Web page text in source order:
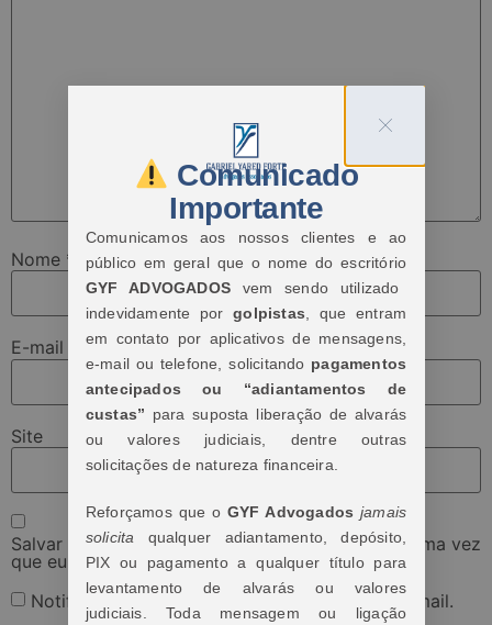
Nome *
E-mail
Site
Salvar meus dados neste navegador para a próxima vez
que eu comentar.
Notifique-me sobre novos comentários por e-mail.
Comunicado
Importante
Comunicamos aos nossos clientes e ao
público em geral que o nome do escritório
GYF ADVOGADOS vem sendo utilizado
indevidamente por golpistas, que entram
em contato por aplicativos de mensagens,
e-mail ou telefone, solicitando pagamentos
antecipados ou “adiantamentos de
custas” para suposta liberação de alvarás
ou valores judiciais, dentre outras
solicitações de natureza financeira.
Reforçamos que o GYF Advogadosjamais
solicita qualquer adiantamento, depósito,
PIX ou pagamento a qualquer título para
levantamento de alvarás ou valores
judiciais. Toda mensagem ou ligação